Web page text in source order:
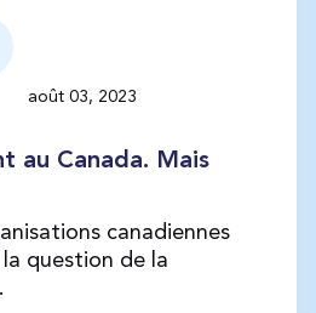
août 03, 2023
au Canada. Mais
canadiennes
question de la